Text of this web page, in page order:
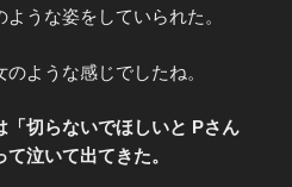
うな姿をしていられた。
ような感じでしたね。
「切らないでほしいと Pさん
泣いて出てきた。